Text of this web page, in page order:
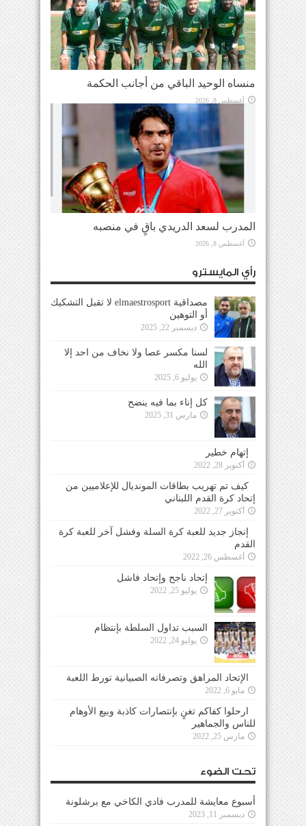
منساه الوحيد الباقي من أجانب الحكمة
أغسطس 8, 2026
المدرب لسعد الدريدي باقٍ في منصبه
أغسطس 8, 2026
رأي المايسترو
مصداقية elmaestrosport لا تقبل التشكيك
أو التوهين
ديسمبر 22, 2025
لسنا مكسر عصا ولا نخاف من احد إلا
الله
يوليو 6, 2025
كل إناء بما فيه ينضح
مارس 31, 2025
إتهام خطير
أكتوبر 28, 2022
كيف تم تهريب بطاقات المونديال للإعلاميين من
إتحاد كرة القدم اللبناني
أكتوبر 27, 2022
إنجاز جديد للعبة كرة السلة وفشل آخر للعبة كرة
القدم
أغسطس 26, 2022
إتحاد ناجح وإتحاد فاشل
يوليو 25, 2022
السبب تداول السلطة بإنتظام
يوليو 24, 2022
الإتحاد المراهق وتصرفاته الصبيانية تورط اللعبة
مايو 6, 2022
ارحلوا كفاكم تغنٍ بإنتصارات كاذبة وبيع الأوهام
للناس والجماهير
مارس 25, 2022
تحت الضوء
أسبوع معايشة للمدرب فادي الكاخي مع برشلونة
ديسمبر 11, 2023